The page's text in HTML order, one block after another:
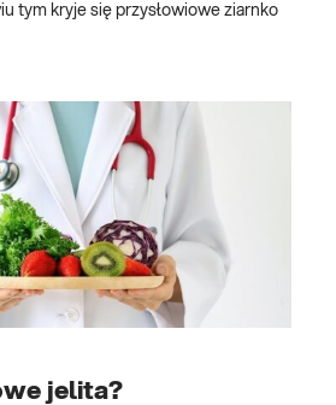
tym kryje się przysłowiowe ziarnko
jelita?